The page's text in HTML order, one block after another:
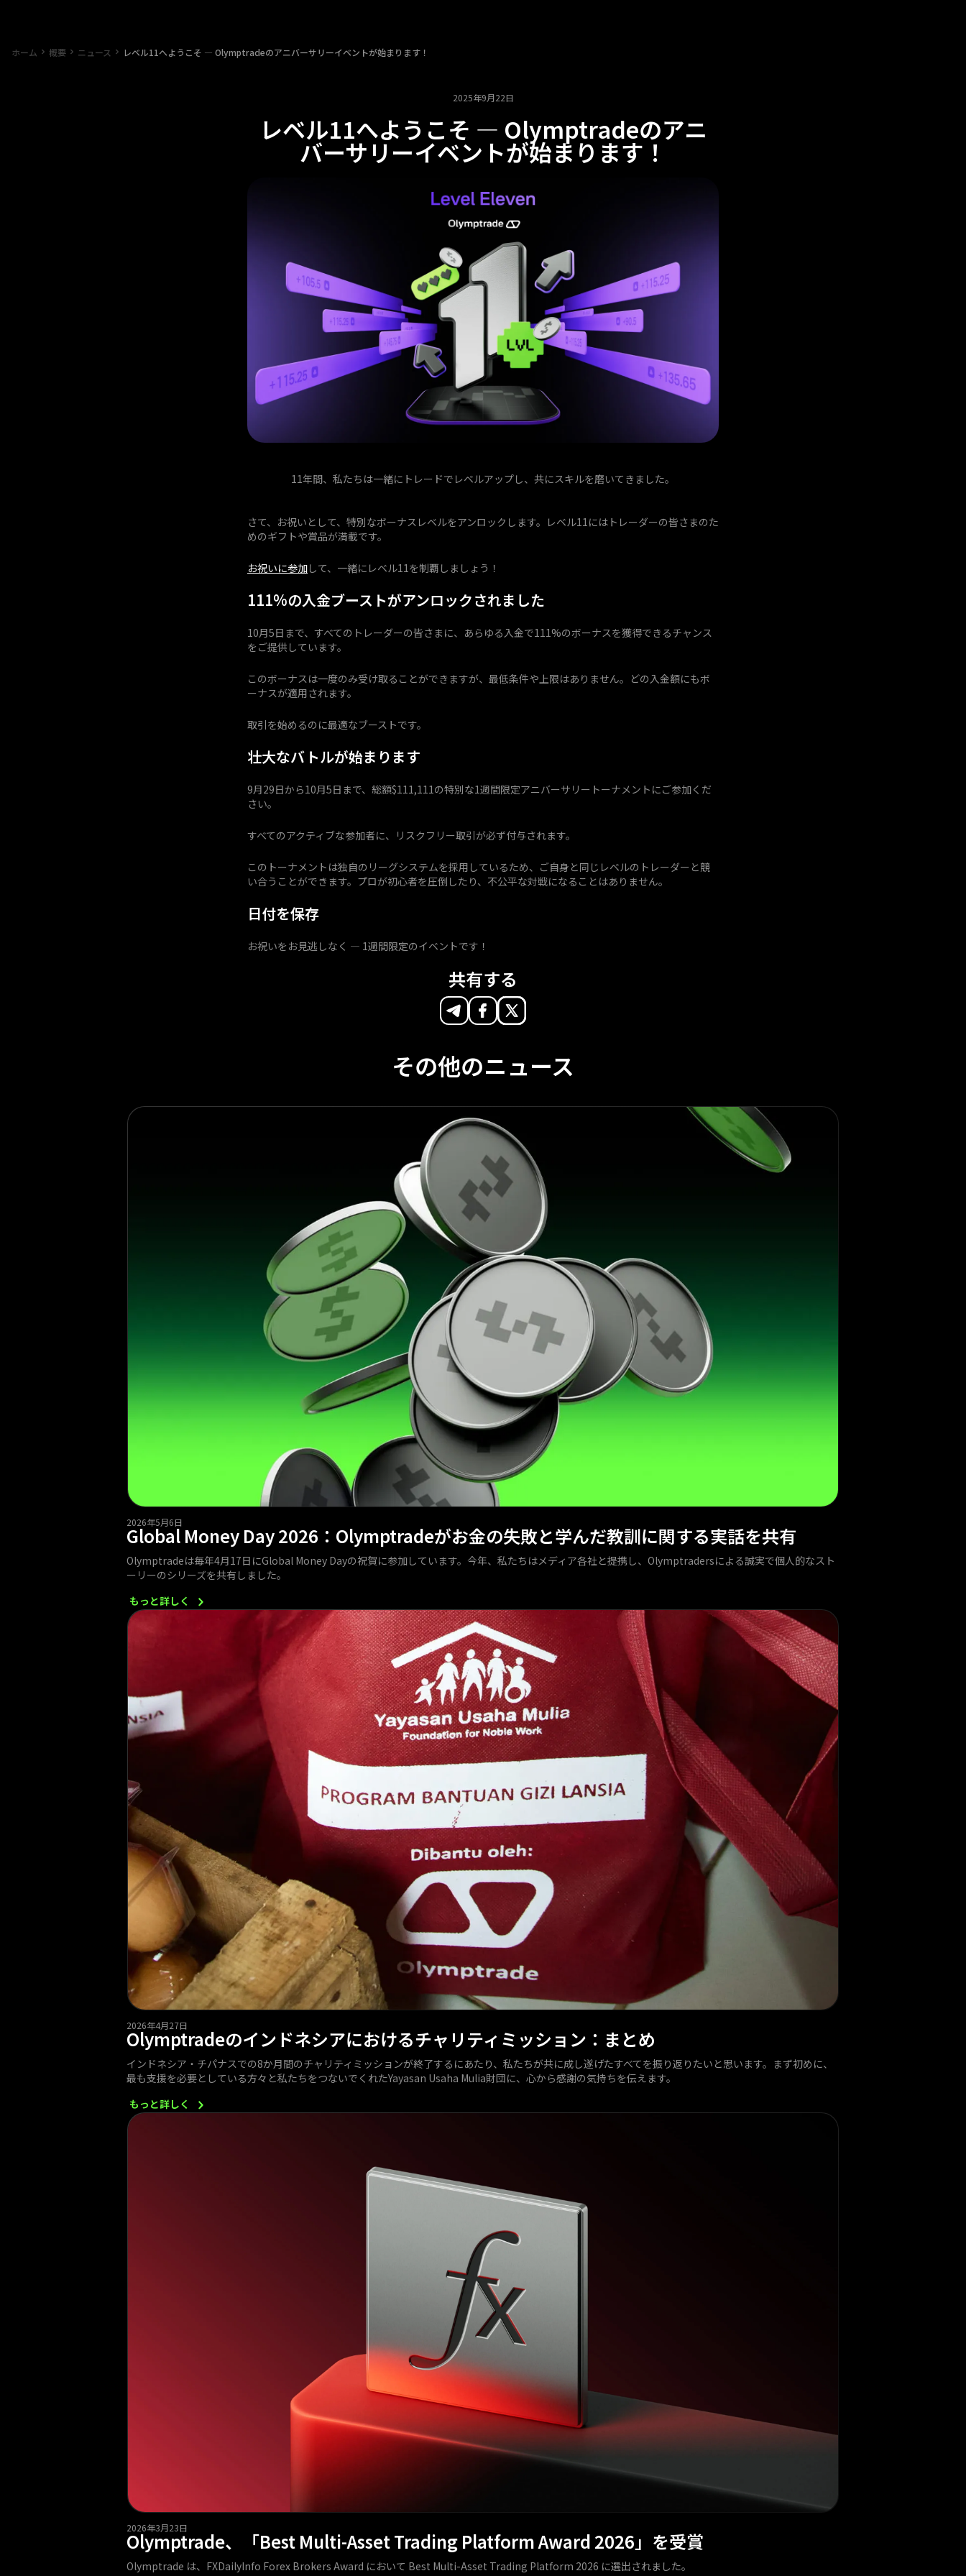
ホーム 概要 ニュース レベル11へようこそ — Olymptradeのアニバーサリーイベントが始まります！
2025年9月22日
レベル11へようこそ — Olymptradeのアニ
バーサリーイベントが始まります！
11年間、私たちは一緒にトレードでレベルアップし、共にスキルを磨いてきました。
さて、お祝いとして、特別なボーナスレベルをアンロックします。レベル11にはトレーダーの皆さまのた
めのギフトや賞品が満載です。
お祝いに参加して、一緒にレベル11を制覇しましょう！
111%の入金ブーストがアンロックされました
10月5日まで、すべてのトレーダーの皆さまに、あらゆる入金で111%のボーナスを獲得できるチャンス
をご提供しています。
このボーナスは一度のみ受け取ることができますが、最低条件や上限はありません。どの入金額にもボ
ーナスが適用されます。
取引を始めるのに最適なブーストです。
壮大なバトルが始まります
9月29日から10月5日まで、総額$111,111の特別な1週間限定アニバーサリートーナメントにご参加くだ
さい。
すべてのアクティブな参加者に、リスクフリー取引が必ず付与されます。
このトーナメントは独自のリーグシステムを採用しているため、ご自身と同じレベルのトレーダーと競
い合うことができます。プロが初心者を圧倒したり、不公平な対戦になることはありません。
日付を保存
お祝いをお見逃しなく — 1週間限定のイベントです！
共有する
その他のニュース
2026年5月6日
Global Money Day 2026：Olymptradeがお金の失敗と学んだ教訓に関する実話を共有
Olymptradeは毎年4月17日にGlobal Money Dayの祝賀に参加しています。今年、私たちはメディア各社と提携し、Olymptradersによる誠実で個人的なスト
ーリーのシリーズを共有しました。
もっと詳しく
2026年4月27日
Olymptradeのインドネシアにおけるチャリティミッション：まとめ
インドネシア・チパナスでの8か月間のチャリティミッションが終了するにあたり、私たちが共に成し遂げたすべてを振り返りたいと思います。まず初めに、
最も支援を必要としている方々と私たちをつないでくれたYayasan Usaha Mulia財団に、心から感謝の気持ちを伝えます。
もっと詳しく
2026年3月23日
Olymptrade、「Best Multi-Asset Trading Platform Award 2026」を受賞
Olymptrade は、FXDailyInfo Forex Brokers Award において Best Multi-Asset Trading Platform 2026 に選出されました。